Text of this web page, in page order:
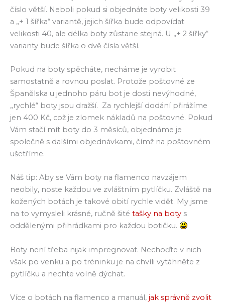
číslo větší. Neboli pokud si objednáte boty velikosti 39
a „+ 1 šířka“ variantě, jejich šířka bude odpovídat
velikosti 40, ale délka boty zůstane stejná. U „+ 2 šířky“
varianty bude šířka o dvě čísla větší.
Pokud na boty spěcháte, necháme je vyrobit
samostatně a rovnou poslat. Protože poštovné ze
Španělska u jednoho páru bot je dosti nevýhodné,
„rychlé“ boty jsou dražší. Za rychlejší dodání přirážíme
jen 400 Kč, což je zlomek nákladů na poštovné. Pokud
Vám stačí mít boty do 3 měsíců, objednáme je
společně s dalšími objednávkami, čímž na poštovném
ušetříme.
Náš tip: Aby se Vám boty na flamenco navzájem
neobily, noste každou ve zvláštním pytlíčku. Zvláště na
kožených botách je takové obití rychle vidět. My jsme
na to vymysleli krásné, ručně šité tašky na boty s
oddělenými přihrádkami pro každou botičku.
Boty není třeba nijak impregnovat. Nechoďte v nich
však po venku a po tréninku je na chvíli vytáhněte z
pytlíčku a nechte volně dýchat.
Více o botách na flamenco a manuál, jak správně zvolit